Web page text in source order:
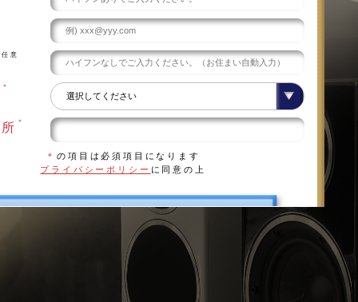
任意
＊
＊
＊の項目は必須項目になります
プライバシーポリシー に同意の上